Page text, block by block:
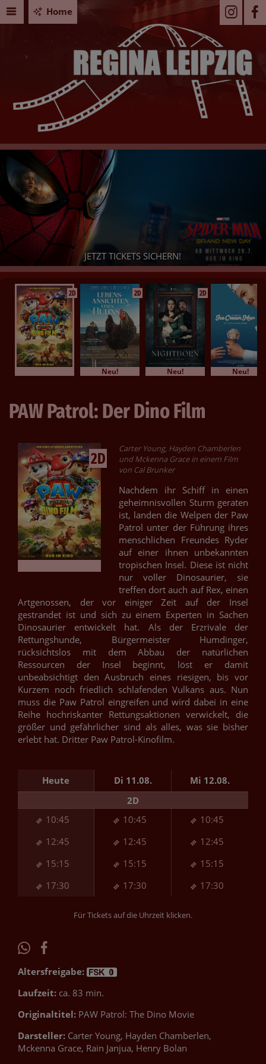
Home
PAW PATROL: DER DINO FILM
Seid Ihr bereit für ein dino-starkes Abenteuer? - Dann
Euch jetzt Eure Tickets!
2D 2D
Neu!
2D
Neu! Neu!
PAW Patrol: Der Dino Film
2D
Carter Young, Hayden Chamberlen
und Mckenna Grace in einem Film
von Cal Brunker
Nachdem ihr Schiff in einen
geheimnisvollen Sturm geraten
ist, landen die Welpen der Paw
Patrol unter der Führung ihres
menschlichen Freundes Ryder
auf einer ihnen unbekannten
tropischen Insel. Diese ist nicht
nur voller Dinosaurier, sie
treffen dort auch auf Rex, einen
Artgenossen, der vor einiger Zeit auf der Insel
gestrandet ist und sich zu einem Experten in Sachen
Dinosaurier entwickelt hat. Als der Erzrivale der
Rettungshunde, Bürgermeister Humdinger,
rücksichtslos mit dem Abbau der natürlichen
Ressourcen der Insel beginnt, löst er damit
unbeabsichtigt den Ausbruch eines riesigen, bis vor
Kurzem noch friedlich schlafenden Vulkans aus. Nun
muss die Paw Patrol eingreifen und wird dabei in eine
Reihe hochriskanter Rettungsaktionen verwickelt, die
größer und gefährlicher sind als alles, was sie bisher
erlebt hat. Dritter Paw Patrol-Kinofilm.
Heute Di 11.08. Mi 12.08.
10:45 10:45
10:45
12:45
12:45
12:45
15:15
15:15
15:15
17:30
17:30 17:30
2D
Für Tickets auf die Uhrzeit klicken.
Altersfreigabe:
Laufzeit: ca. 83 min.
Originaltitel: PAW Patrol: The Dino Movie
Darsteller: Carter Young, Hayden Chamberlen,
Mckenna Grace, Rain Janjua, Henry Bolan